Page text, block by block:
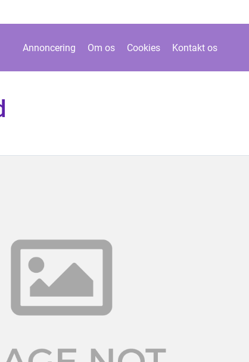
Annoncering Om os Cookies Kontakt os